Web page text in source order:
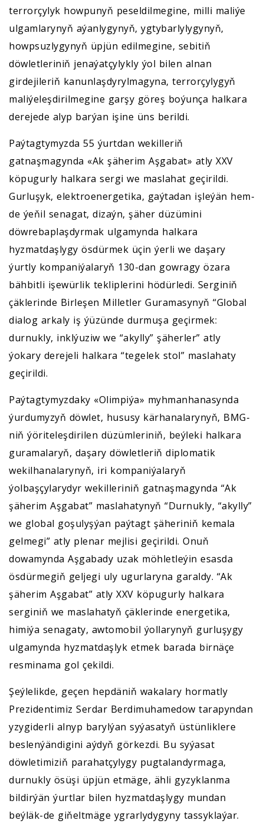
terrorçylyk howpunyň peseldilmegine, milli maliýe
ulgamlarynyň aýanlygynyň, ygtybarlylygynyň,
howpsuzlygynyň üpjün edilmegine, sebitiň
döwletleriniň jenaýatçylykly ýol bilen alnan
girdejileriň kanunlaşdyrylmagyna, terrorçylygyň
maliýeleşdirilmegine garşy göreş boýunça halkara
derejede alyp barýan işine üns berildi.
Paýtagtymyzda 55 ýurtdan wekilleriň
gatnaşmagynda «Ak şäherim Aşgabat» atly XXV
köpugurly halkara sergi we maslahat geçirildi.
Gurluşyk, elektroenergetika, gaýtadan işleýän hem-
de ýeňil senagat, dizaýn, şäher düzümini
döwrebaplaşdyrmak ulgamynda halkara
hyzmatdaşlygy ösdürmek üçin ýerli we daşary
ýurtly kompaniýalaryň 130-dan gowragy özara
bähbitli işewürlik tekliplerini hödürledi. Serginiň
çäklerinde Birleşen Milletler Guramasynyň “Global
dialog arkaly iş ýüzünde durmuşa geçirmek:
durnukly, inklýuziw we “akylly” şäherler” atly
ýokary derejeli halkara “tegelek stol” maslahaty
geçirildi.
Paýtagtymyzdaky «Olimpiýa» myhmanhanasynda
ýurdumyzyň döwlet, hususy kärhanalarynyň, BMG-
niň ýöriteleşdirilen düzümleriniň, beýleki halkara
guramalaryň, daşary döwletleriň diplomatik
wekilhanalarynyň, iri kompaniýalaryň
ýolbaşçylarydyr wekilleriniň gatnaşmagynda “Ak
şäherim Aşgabat” maslahatynyň “Durnukly, “akylly”
we global goşulyşýan paýtagt şäheriniň kemala
gelmegi” atly plenar mejlisi geçirildi. Onuň
dowamynda Aşgabady uzak möhletleýin esasda
ösdürmegiň geljegi uly ugurlaryna garaldy. “Ak
şäherim Aşgabat” atly XXV köpugurly halkara
serginiň we maslahatyň çäklerinde energetika,
himiýa senagaty, awtomobil ýollarynyň gurluşygy
ulgamynda hyzmatdaşlyk etmek barada birnäçe
resminama gol çekildi.
Şeýlelikde, geçen hepdäniň wakalary hormatly
Prezidentimiz Serdar Berdimuhamedow tarapyndan
yzygiderli alnyp barylýan syýasatyň üstünliklere
beslenýändigini aýdyň görkezdi. Bu syýasat
döwletimiziň parahatçylygy pugtalandyrmaga,
durnukly ösüşi üpjün etmäge, ähli gyzyklanma
bildirýän ýurtlar bilen hyzmatdaşlygy mundan
beýläk-de giňeltmäge ygrarlydygyny tassyklaýar.